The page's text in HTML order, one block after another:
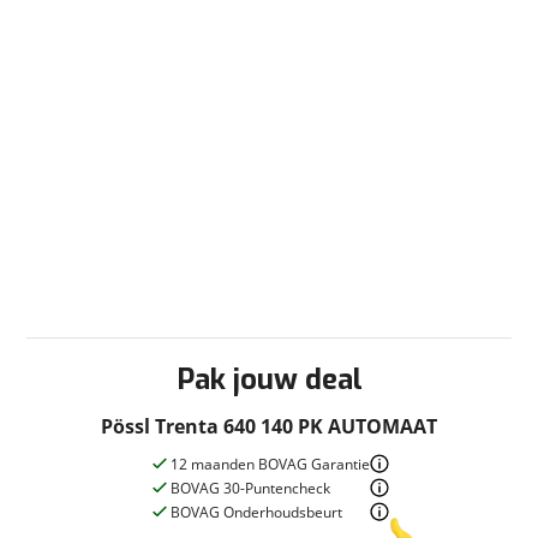
Ringverwarming
Pak jouw deal
Pössl Trenta 640 140 PK AUTOMAAT
12 maanden BOVAG Garantie
BOVAG 30-Puntencheck
BOVAG Onderhoudsbeurt